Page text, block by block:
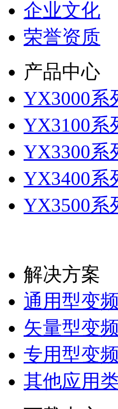
企业文化
荣誉资质
产品中心
YX3000系
YX3100系
YX3300系
YX3400系
YX3500系
解决方案
通用型变
矢量型变
专用型变
其他应用